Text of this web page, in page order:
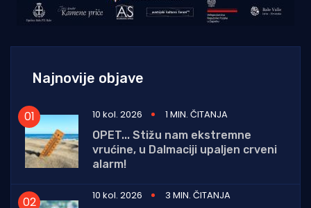
Najnovije objave
10 kol. 2026
1 MIN. ČITANJA
OPET... Stižu nam ekstremne
vrućine, u Dalmaciji upaljen crveni
alarm!
10 kol. 2026
3 MIN. ČITANJA